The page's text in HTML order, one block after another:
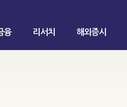
융 리서치 해외증시